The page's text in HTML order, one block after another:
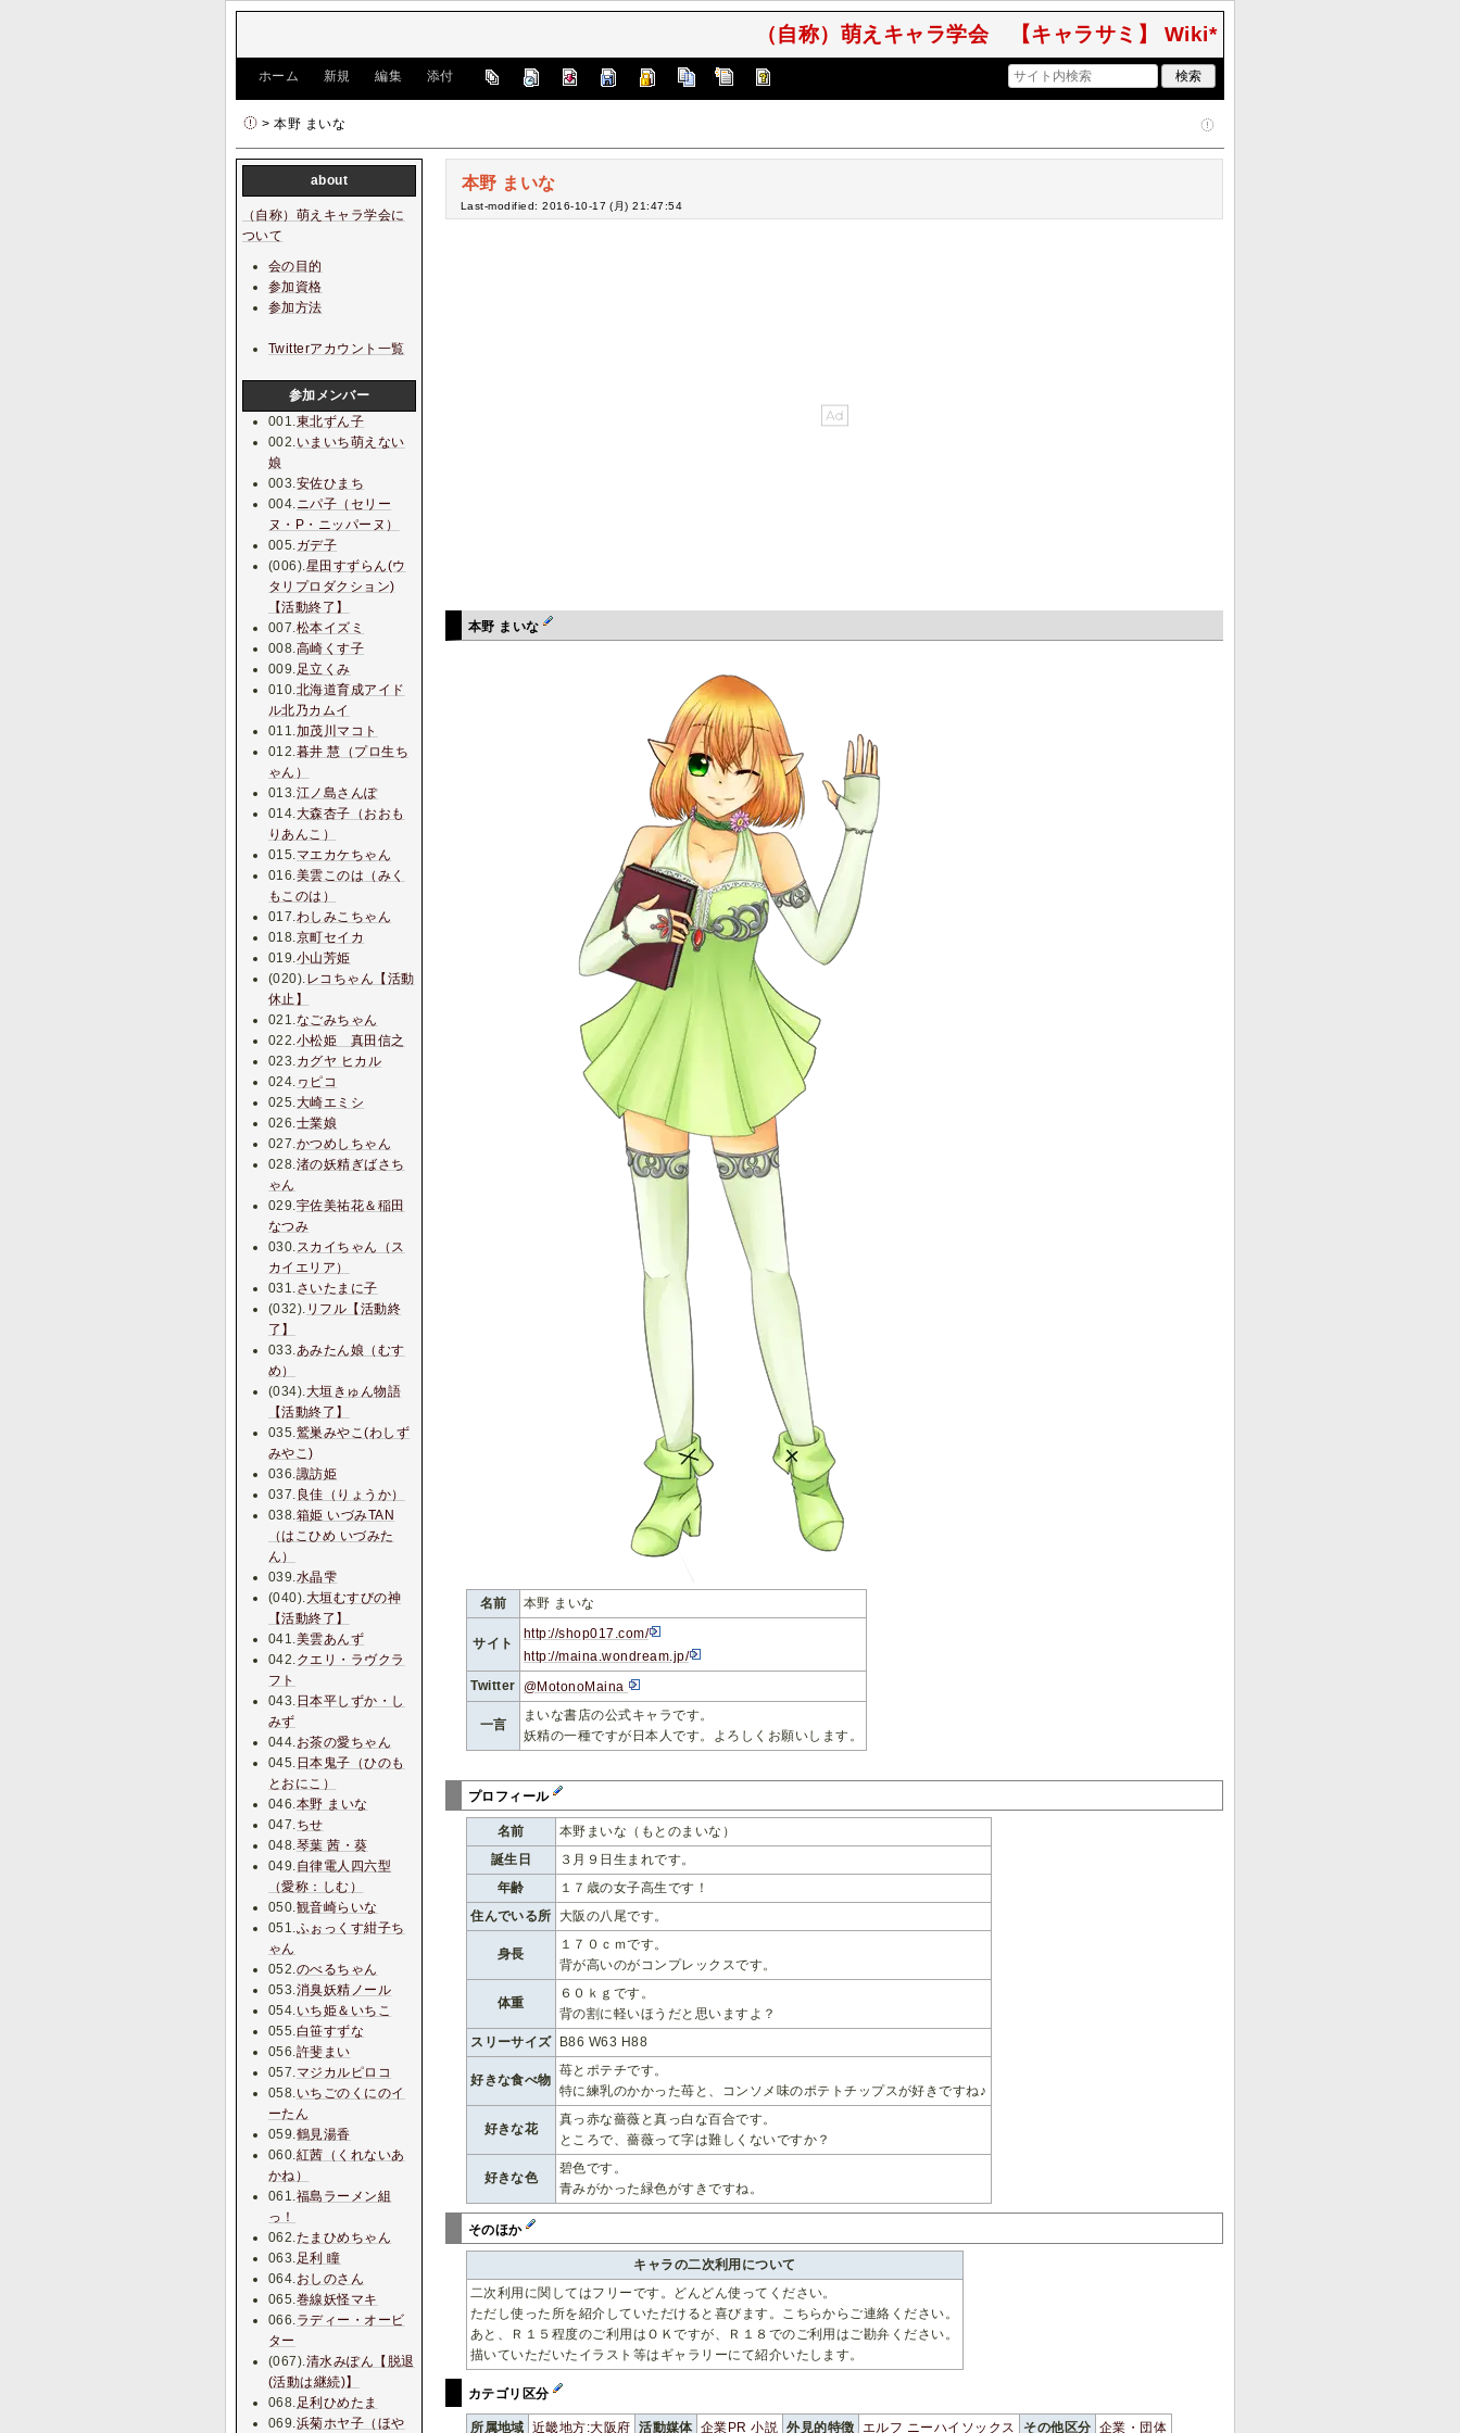
（自称）萌えキャラ学会 【キャラサミ】 Wiki*
ホーム 新規 編集 添付
> 本野 まいな
本野 まいな
Last-modified: 2016-10-17 (月) 21:47:54
本野 まいな
名前 本野 まいな
サイト
http://shop017.com/
http://maina.wondream.jp/
Twitter
@MotonoMaina
一言
まいな書店の公式キャラです。
妖精の一種ですが日本人です。よろしくお願いします。
プロフィール
名前
本野まいな（もとのまいな）
誕生日
３月９日生まれです。
年齢
１７歳の女子高生です！
住んでいる所
大阪の八尾です。
身長
１７０ｃｍです。
背が高いのがコンプレックスです。
体重
６０ｋｇです。
背の割に軽いほうだと思いますよ？
スリーサイズ
B86 W63 H88
好きな食べ物
苺とポテチです。
特に練乳のかかった苺と、コンソメ味のポテトチップスが好きですね♪
好きな花
真っ赤な薔薇と真っ白な百合です。
ところで、薔薇って字は難しくないですか？
好きな色
碧色です。
青みがかった緑色がすきですね。
そのほか
キャラの二次利用について
二次利用に関してはフリーです。どんどん使ってください。
ただし使った所を紹介していただけると喜びます。こちらからご連絡ください。
あと、Ｒ１５程度のご利用はＯＫですが、Ｒ１８でのご利用はご勘弁ください。
描いていただいたイラスト等はギャラリーにて紹介いたします。
カテゴリ区分
所属地域 近畿地方:大阪府 活動媒体 企業PR 小説 外見的特徴 エルフ ニーハイソックス その他区分 企業・団体
about
（自称）萌えキャラ学会に
ついて
会の目的
参加資格
参加方法
Twitterアカウント一覧
参加メンバー
001. 東北ずん子
002. いまいち萌えない
娘
003. 安佐ひまち
004. ニパ子（セリー
ヌ・P・ニッパーヌ）
005. ガデ子
(006). 星田すずらん(ウ
タリプロダクション)
【活動終了】
007. 松本イズミ
008. 高崎くす子
009. 足立くみ
010. 北海道育成アイド
ル北乃カムイ
011. 加茂川マコト
012. 暮井 慧（プロ生ち
ゃん）
013. 江ノ島さんぽ
014. 大森杏子（おおも
りあんこ）
015. マエカケちゃん
016. 美雲このは（みく
もこのは）
017. わしみこちゃん
018. 京町セイカ
019. 小山芳姫
(020). レコちゃん【活動
休止】
021. なごみちゃん
022. 小松姫 真田信之
023. カグヤ ヒカル
024. ヮピコ
025. 大崎エミシ
026. 士業娘
027. かつめしちゃん
028. 渚の妖精ぎばさち
ゃん
029. 宇佐美祐花＆稲田
なつみ
030. スカイちゃん（ス
カイエリア）
031. さいたまに子
(032). リフル【活動終
了】
033. あみたん娘（むす
め）
(034). 大垣きゅん物語
【活動終了】
035. 鷲巣みやこ(わしず
みやこ)
036. 諏訪姫
037. 良佳（りょうか）
038. 箱姫 いづみTAN
（はこひめ いづみた
ん）
039. 水晶雫
(040). 大垣むすびの神
【活動終了】
041. 美雲あんず
042. クエリ・ラヴクラ
フト
043. 日本平しずか・し
みず
044. お茶の愛ちゃん
045. 日本鬼子（ひのも
とおにこ）
046. 本野 まいな
047. ちせ
048. 琴葉 茜・葵
049. 自律電人四六型
（愛称：しむ）
050. 観音崎らいな
051. ふぉっくす紺子ち
ゃん
052. のべるちゃん
053. 消臭妖精ノール
054. いち姫＆いちこ
055. 白笹すずな
056. 許斐まい
057. マジカルピロコ
058. いちごのくにのイ
ーたん
059. 鶴見湯香
060. 紅茜（くれないあ
かね）
061. 福島ラーメン組
っ！
062. たまひめちゃん
063. 足利 瞳
064. おしのさん
065. 巻線妖怪マキ
066. ラディー・オービ
ター
(067). 清水みぽん【脱退
(活動は継続)】
068. 足利ひめたま
069. 浜菊ホヤ子（ほや